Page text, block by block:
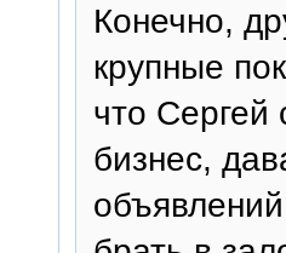
Конечно,
крупные
что Сергей
бизнес,